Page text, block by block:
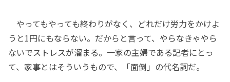
やってもやっても終わりがなく、どれだけ労力をかけよ
うと1円にもならない。だからと言って、やらなきゃやら
ないでストレスが溜まる。一家の主婦である記者にとっ
て、家事とはそういうもので、「面倒」の代名詞だ。